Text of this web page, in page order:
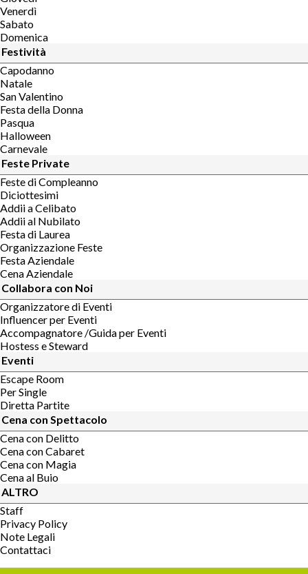
Venerdì
Sabato
Domenica
Festività
Capodanno
Natale
San Valentino
Festa della Donna
Pasqua
Halloween
Carnevale
Feste Private
Feste di Compleanno
Diciottesimi
Addii a Celibato
Addii al Nubilato
Festa di Laurea
Organizzazione Feste
Festa Aziendale
Cena Aziendale
Collabora con Noi
Organizzatore di Eventi
Influencer per Eventi
Accompagnatore /Guida per Eventi
Hostess e Steward
Eventi
Escape Room
Per Single
Diretta Partite
Cena con Spettacolo
Cena con Delitto
Cena con Cabaret
Cena con Magia
Cena al Buio
ALTRO
Staff
Privacy Policy
Note Legali
Contattaci